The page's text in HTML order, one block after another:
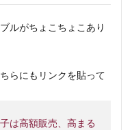
ルがちょこちょこあり
らにもリンクを貼って
は高額販売、高まる